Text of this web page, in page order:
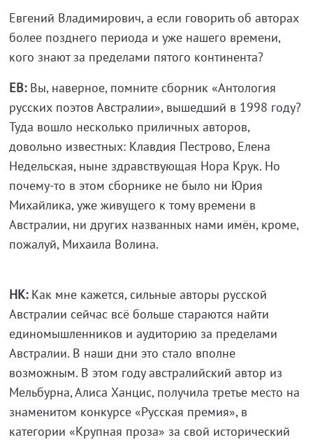
Евгений Владимирович, а если говорить об авторах
более позднего периода и уже нашего времени,
кого знают за пределами пятого континента?
ЕВ:Вы, наверное, помните сборник «Антология
русских поэтов Австралии», вышедший в 1998 году?
Туда вошло несколько приличных авторов,
довольно известных: Клавдия Пестрово, Елена
Недельская, ныне здравствующая Нора Крук. Но
почему-то в этом сборнике не было ни Юрия
Михайлика, уже живущего к тому времени в
Австралии, ни других названных нами имён, кроме,
пожалуй, Михаила Волина.
НК: Как мне кажется, сильные авторы русской
Австралии сейчас всё больше стараются найти
единомышленников и аудиторию за пределами
Австралии. В наши дни это стало вполне
возможным. В этом году австралийский автор из
Мельбурна, Алиса Ханцис, получила третье место на
знаменитом конкурсе «Русская премия», в
категории «Крупная проза» за свой исторический